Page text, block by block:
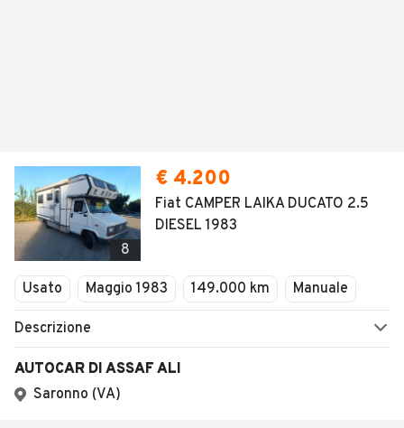
8
€ 4.200
Fiat CAMPER LAIKA DUCATO 2.5
DIESEL 1983
Usato Maggio 1983 149.000 km Manuale
Descrizione
AUTOCAR DI ASSAF ALI
Saronno (VA)